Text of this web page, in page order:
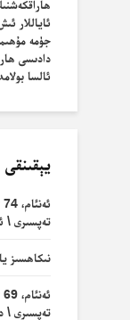
ئاياللار
جۈمە
دادىسى
ئالسا
يېقىنقى
تەپسىرى \
نىكاھسىز
تەپسىرى \